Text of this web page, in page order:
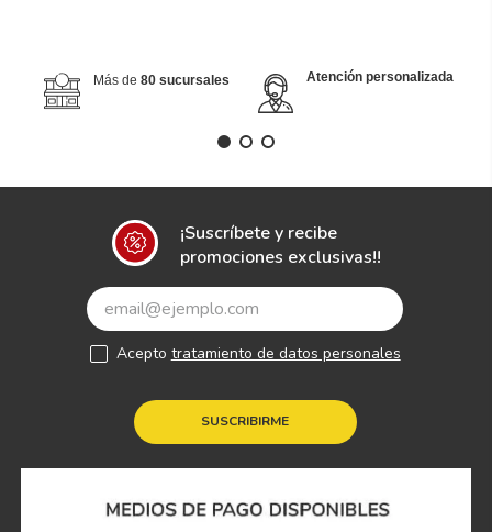
Más de 80 sucursales Atención personalizada
¡Suscríbete y recibe
promociones exclusivas!!
SUSCRIBIRME
Acepto tratamiento de datos personales